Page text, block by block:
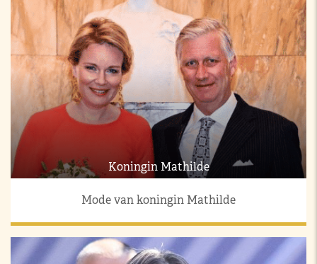
Koningin Mathilde
Mode van koningin Mathilde